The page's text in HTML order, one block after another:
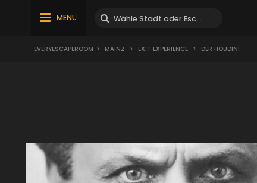
MENÜ
EVERYESCAPEROOM > MAINZ > EXIT EXPERIENCE > DER HOUDINI